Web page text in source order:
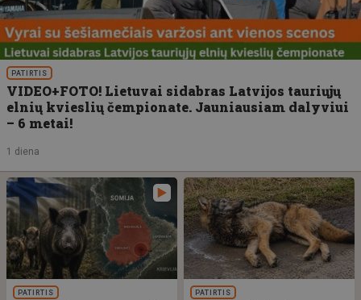
PATIRTIS
VIDEO+FOTO! Lietuvai sidabras Latvijos tauriųjų
elnių kvieslių čempionate. Jauniausiam dalyviui
– 6 metai!
1 diena
PATIRTIS PATIRTIS